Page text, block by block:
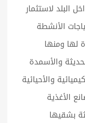
البلد لاستثمار
الأنشطة
لها ومنها
والأسمدة
والأحيائية
الأغذية
بشقيها